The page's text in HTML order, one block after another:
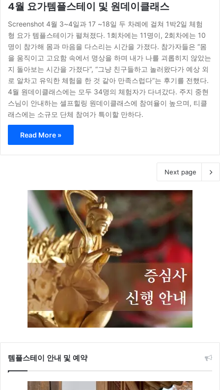
4월 요가템플스테이 및 원데이클래스
Screenshot 4월 3~4일과 17 ~18일 두 차례에 걸쳐 1박2일 체험
형 요가 템플스테이가 펼쳐졌다. 1회차에는 11명이, 2회차에는 10
명이 참가해 몸과 마음을 다스리는 시간을 가졌다. 참가자들은 “몸
을 움직이고 고요함 속에서 명상을 하며 내가 나를 괴롭히지 않았는
지 돌아보는 시간을 가졌다”, “그냥 친구들하고 놀러왔다가 예상 외
로 알차고 유익한 체험을 한 것 같아 만족스럽다”는 후기를 전했다.
4월 원데이클래스에는 모두 34명의 체험자가 다녀갔다. 주지 중현
스님이 안내하는 셀프힐링 원데이클래스에 참여율이 높으며, 티클
래스에는 소규모 단체 참여가 특이할 만하다.
Read More »
Next page
템플스테이 안내 및 예약